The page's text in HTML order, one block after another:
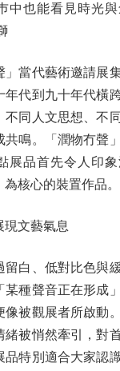
中也能看見時光
當代藝術邀請展集
代到九十年代橫
不同人文思想、不
共鳴。「潤物冇聲
展品首先令人印
為核心的裝置作品。
文藝氣息
白、低對比色與緩
某種聲音正在形成
像被觀展者所啟動
緒被悄然牽引，對
品特別適合大家認